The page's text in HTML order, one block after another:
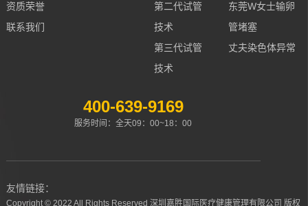
资质荣誉
联系我们
第二代试管
技术
第三代试管
技术
东莞W女士输卵
管堵塞
丈夫染色体异常
400-639-9169
服务时间：全天09：00~18：00
友情链接：
Copyright © 2022 All Rights Reserved 深圳嘉胜国际医疗健康管理有限公司 版权